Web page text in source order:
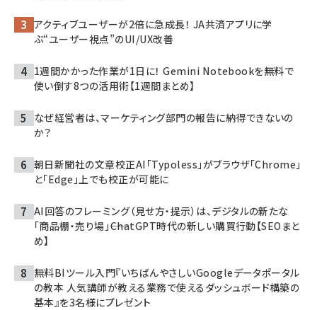
アクティブユーザーが2倍に急成長！ JA共済アプリに学
ぶ“ユーザー視点”のUI/UX改善
1週間かかった作業が1日に！ Gemini Notebookを無料で
使い倒す8つの活用術【1週間まとめ】
なぜ経営者は、マーケティング部門の報告に納得できないの
か？
朝日新聞社の文章校正AI「Typoless」がブラウザ「Chrome」
と「Edge」上でも校正が可能に
AI回答のフレーミング（見せ方・提示）は、デジタルの新たな
「商品棚・売り場」――ChatGPT時代の新しい購買行動【SEOまと
め】
無料BIツール入門『いちばんやさしいGoogleデータポータル
の教本 人気講師が教える業務で使えるダッシュボード構築の
基本』を3名様にプレゼント